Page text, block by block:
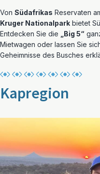
Von Südafrikas Reservaten
Kruger Nationalpark bietet
Entdecken Sie die
„Big 5“
Mietwagen oder lassen Sie
Geheimnisse des Busches
Kapregion